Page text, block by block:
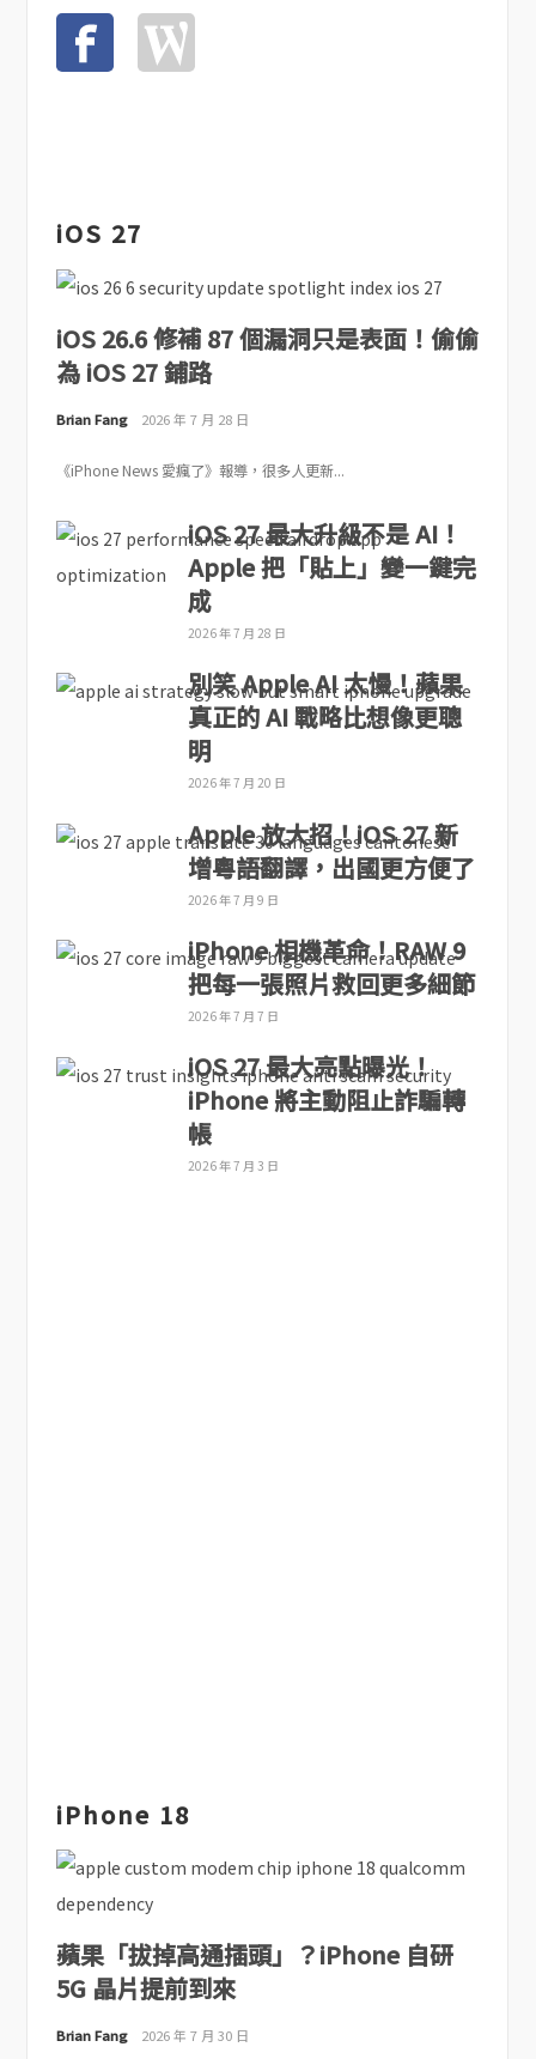
iOS 27
iOS 26.6 修補 87 個漏洞只是表面！偷偷
為 iOS 27 鋪路
Brian Fang 2026 年 7 月 28 日
《iPhone News 愛瘋了》報導，很多人更新...
iOS 27 最大升級不是 AI！
Apple 把「貼上」變一鍵完
成
2026 年 7 月 28 日
別笑 Apple AI 太慢！蘋果
真正的 AI 戰略比想像更聰
明
2026 年 7 月 20 日
Apple 放大招！iOS 27 新
增粵語翻譯，出國更方便了
2026 年 7 月 9 日
iPhone 相機革命！RAW 9
把每一張照片救回更多細節
2026 年 7 月 7 日
iOS 27 最大亮點曝光！
iPhone 將主動阻止詐騙轉
帳
2026 年 7 月 3 日
iPhone 18
蘋果「拔掉高通插頭」？iPhone 自研
5G 晶片提前到來
Brian Fang 2026 年 7 月 30 日